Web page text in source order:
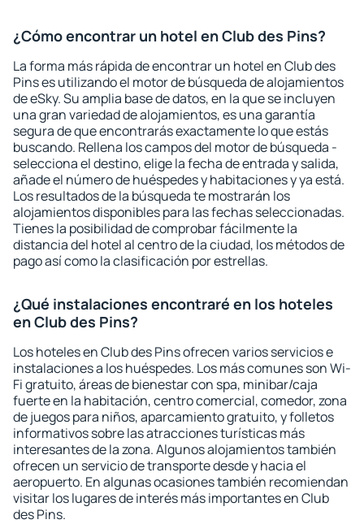
¿Cómo encontrar un hotel en Club des Pins?
La forma más rápida de encontrar un hotel en Club des
Pins es utilizando el motor de búsqueda de alojamientos
de eSky. Su amplia base de datos, en la que se incluyen
una gran variedad de alojamientos, es una garantía
segura de que encontrarás exactamente lo que estás
buscando. Rellena los campos del motor de búsqueda -
selecciona el destino, elige la fecha de entrada y salida,
añade el número de huéspedes y habitaciones y ya está.
Los resultados de la búsqueda te mostrarán los
alojamientos disponibles para las fechas seleccionadas.
Tienes la posibilidad de comprobar fácilmente la
distancia del hotel al centro de la ciudad, los métodos de
pago así como la clasificación por estrellas.
¿Qué instalaciones encontraré en los hoteles
en Club des Pins?
Los hoteles en Club des Pins ofrecen varios servicios e
instalaciones a los huéspedes. Los más comunes son Wi-
Fi gratuito, áreas de bienestar con spa, minibar/caja
fuerte en la habitación, centro comercial, comedor, zona
de juegos para niños, aparcamiento gratuito, y folletos
informativos sobre las atracciones turísticas más
interesantes de la zona. Algunos alojamientos también
ofrecen un servicio de transporte desde y hacia el
aeropuerto. En algunas ocasiones también recomiendan
visitar los lugares de interés más importantes en Club
des Pins.